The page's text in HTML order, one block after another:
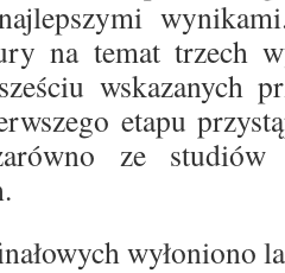
na temat trzech
wskazanych
etapu
ze
wyłoniono